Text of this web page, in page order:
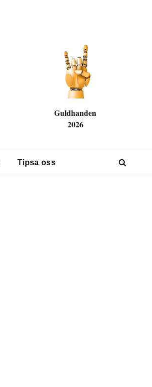
Guldhanden
2026
Tipsa oss